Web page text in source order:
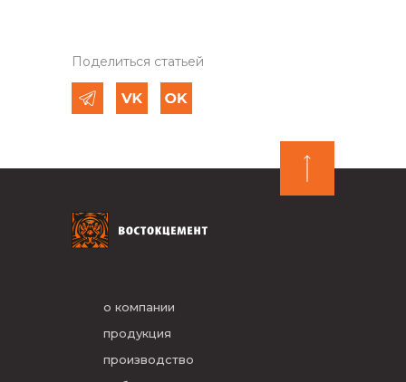
Поделиться статьей
о компании
продукция
производство